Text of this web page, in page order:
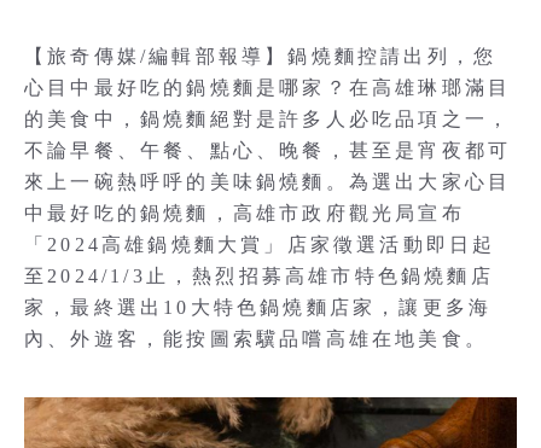
【旅奇傳媒/編輯部報導】鍋燒麵控請出列，您
心目中最好吃的鍋燒麵是哪家？在高雄琳瑯滿目
的美食中，鍋燒麵絕對是許多人必吃品項之一，
不論早餐、午餐、點心、晚餐，甚至是宵夜都可
來上一碗熱呼呼的美味鍋燒麵。為選出大家心目
中最好吃的鍋燒麵，高雄市政府觀光局宣布
「2024高雄鍋燒麵大賞」店家徵選活動即日起
至2024/1/3止，熱烈招募高雄市特色鍋燒麵店
家，最終選出10大特色鍋燒麵店家，讓更多海
內、外遊客，能按圖索驥品嚐高雄在地美食。